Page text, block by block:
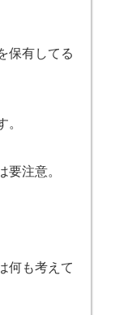
保有してる
注意。
何も考えて